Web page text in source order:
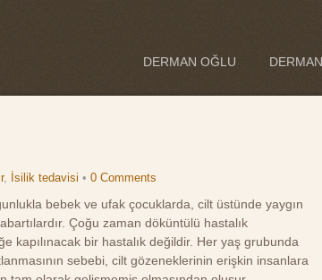
DERMAN OĞLU
, İsilik tedavisi • 0 Comments
bebek ve ufak çocuklarda, cilt üstünde yaygın
Çoğu zaman döküntülü hastalık
kapılınacak bir hastalık değildir. Her yaş grubunda
sebebi, cilt gözeneklerinin erişkin insanlara